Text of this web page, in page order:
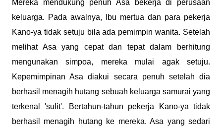
Mereka mendukung penuh Asa bekerja di perusaan
keluarga. Pada awalnya, Ibu mertua dan para pekerja
Kano-ya tidak setuju bila ada pemimpin wanita. Setelah
melihat Asa yang cepat dan tepat dalam berhitung
mengunakan simpoa, mereka mulai agak setuju.
Kepemimpinan Asa diakui secara penuh setelah dia
berhasil menagih hutang sebuah keluarga samurai yang
terkenal 'sulit'. Bertahun-tahun pekerja Kano-ya tidak
berhasil menagih hutang ke mereka. Asa yang sedari